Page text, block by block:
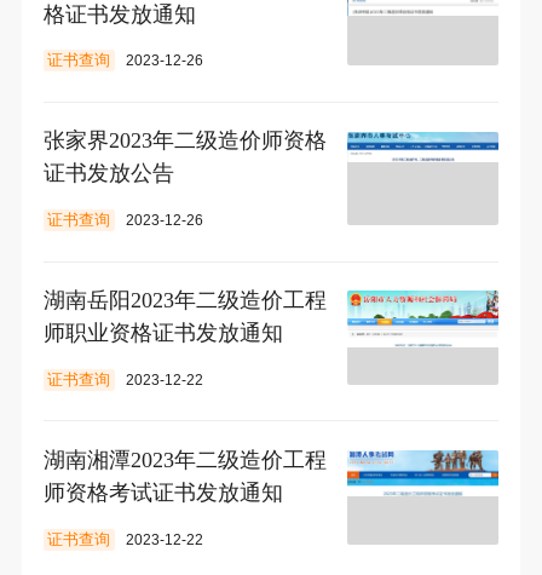
格证书发放通知
证书查询 2023-12-26
张家界2023年二级造价师资格
证书发放公告
证书查询 2023-12-26
湖南岳阳2023年二级造价工程
师职业资格证书发放通知
证书查询 2023-12-22
湖南湘潭2023年二级造价工程
师资格考试证书发放通知
证书查询 2023-12-22